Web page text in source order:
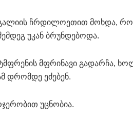
ჩრდილოეთით მოხდა,
უკან ბრუნდებოდა.
მფრინავი გადარჩა,
დრომდე ეძებენ.
უცნობია.